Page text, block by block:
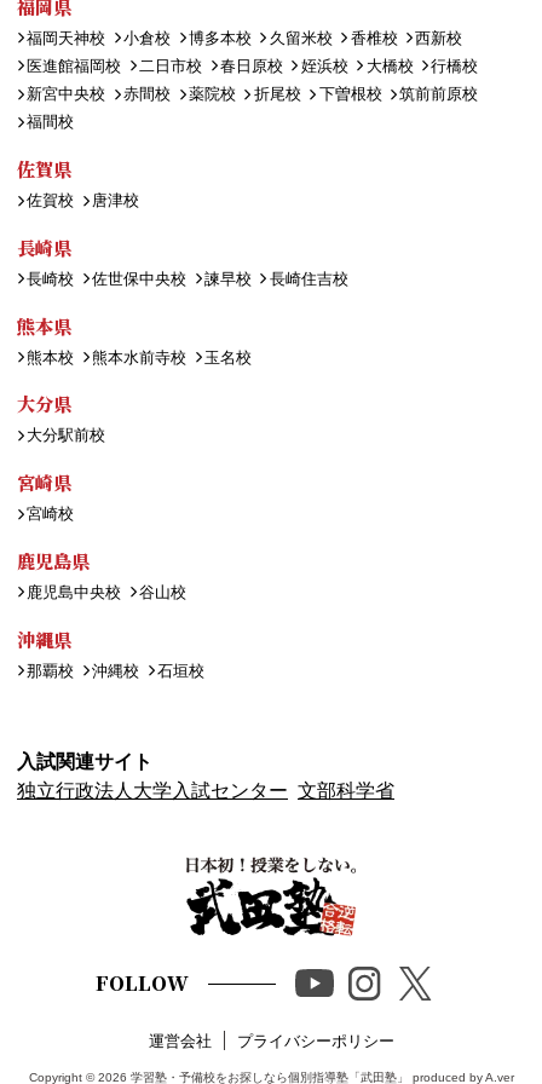
福岡県
福岡天神校 小倉校 博多本校 久留米校 香椎校
西新校
医進館福岡校
二日市校 春日原校 姪浜校 大橋校
行橋校
新宮中央校
赤間校 薬院校 折尾校 下曽根校
筑前前原校
福間校
佐賀県
佐賀校 唐津校
長崎県
長崎校 佐世保中央校 諫早校 長崎住吉校
熊本県
熊本校 熊本水前寺校 玉名校
大分県
大分駅前校
宮崎県
宮崎校
鹿児島県
鹿児島中央校 谷山校
沖縄県
那覇校 沖縄校 石垣校
入試関連サイト
独立行政法人大学入試センター 文部科学省
FOLLOW
運営会社 プライバシーポリシー
Copyright © 2026 学習塾・予備校をお探しなら個別指導塾「武田塾」 produced by A.ver